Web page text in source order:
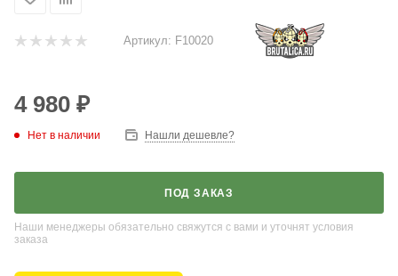
Артикул: F10020
4 980 ₽
Нет в наличии Нашли дешевле?
ПОД ЗАКАЗ
Наши менеджеры обязательно свяжутся с вами и уточнят условия
заказа